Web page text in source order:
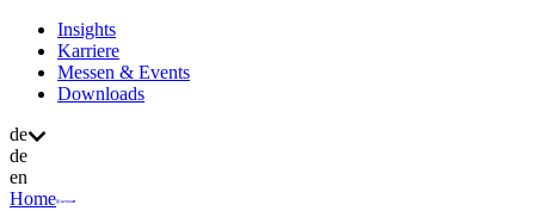
Insights
Karriere
Messen & Events
Downloads
de
de
en
Home